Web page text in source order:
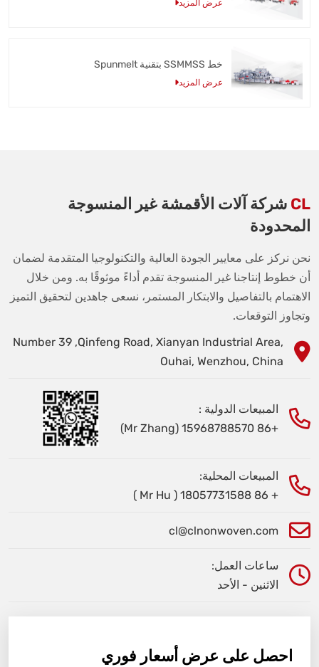
عرض المزيد
خط SSMMSS بتقنية Spunmelt
عرض المزيد
CL شركة آلات الأقمشة غير المنسوجة
المحدودة
نحن نركز على معايير الجودة العالية والتكنولوجيا المتقدمة لضمان
أن خطوط إنتاجنا غير المنسوجة تقدم أداءً موثوقًا به. ومن خلال
الاهتمام بالتفاصيل والابتكار المستمر، نسعى جاهدين لتحقيق التميز
وتجاوز التوقعات.
Number 39 ,Qinfeng Road, Xianyan Industrial Area,
Ouhai, Wenzhou, China
المبيعات الدولية :
+86 15968788570 (Mr Zhang)
المبيعات المحلية:
+ 86 18057731588 ( Mr Hu )
cl@clnonwoven.com
ساعات العمل:
الاثنين - الأحد
احصل على عرض أسعار فوري